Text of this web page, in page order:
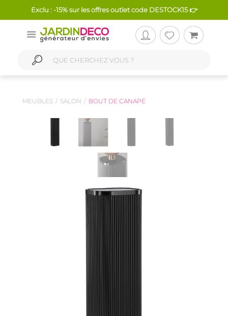
Exclu : -15% sur les offres outlet code DESTOCK15 👉
MEUBLES SALON BOUT DE CANAPÉ